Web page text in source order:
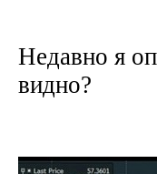
Недавно я
видно?